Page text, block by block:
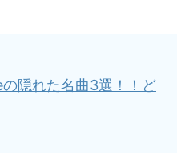
隠れた名曲3選！！ど